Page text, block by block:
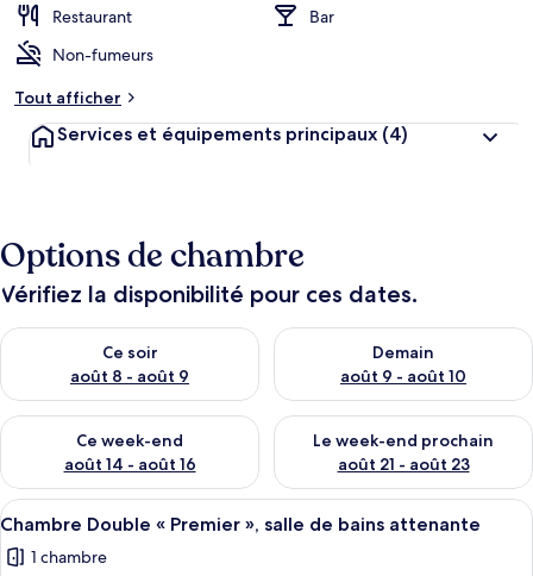
Restaurant
Bar
Non-fumeurs
Tout afficher
Services et équipements principaux (4)
Options de chambre
Vérifiez la disponibilité pour ces dates.
Ce soir
août 8 - août 9
Vérifier la disponibilité pour ce soir août 8 - août 9
Demain
août 9 - août 10
Vérifier la disponibilité pour
Ce week-end
août 14 - août 16
Vérifier la disponibilité pour ce week-end août 14 - août 16
Le week-end prochain
août 21 - août 23
Vérifier la disponibilité pour
Afficher
toutes
les
Un lit bien fait, avec une tête de lit
5
Chambre Double « Premier », salle de bains attenante
1 chambre